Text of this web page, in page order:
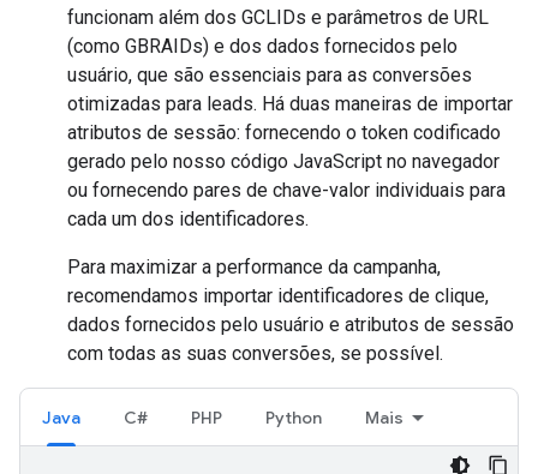
funcionam além dos GCLIDs e parâmetros de URL
(como GBRAIDs) e dos dados fornecidos pelo
usuário, que são essenciais para as conversões
otimizadas para leads. Há duas maneiras de importar
atributos de sessão: fornecendo o token codificado
gerado pelo nosso código JavaScript no navegador
ou fornecendo pares de chave-valor individuais para
cada um dos identificadores.
Para maximizar a performance da campanha,
recomendamos importar identificadores de clique,
dados fornecidos pelo usuário e atributos de sessão
com todas as suas conversões, se possível.
Java C# PHP Python Mais